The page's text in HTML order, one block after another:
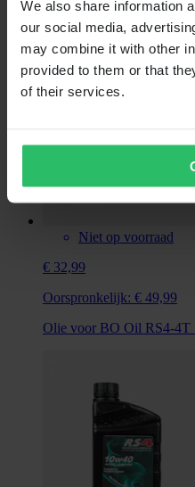
We also share information
our social media,
may combine it with other
provided to them or that
of their services.
Niet op voorraad
€ 32,99
Oorspronkelijk: € 49,99
Olie voor BO Oil RS4-4T